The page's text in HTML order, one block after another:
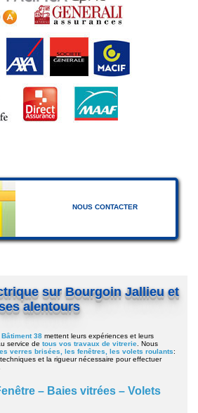
NOUS CONTACTER
sur Bourgoin Jallieu et
alentours
38mettent leurs expériences et leurs
service de tous vos travaux de vitrerie. Nous
verres brisées, les fenêtres, les volets roulants:
et la rigueur nécessaire pour effectuer
– Baies vitrées – Volets